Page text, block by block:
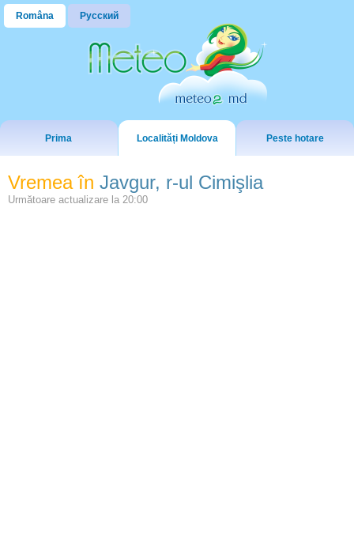
Româna Русский
Prima Localități Moldova Peste hotare
Vremea în Javgur, r-ul Cimişlia
Următoare actualizare la 20:00